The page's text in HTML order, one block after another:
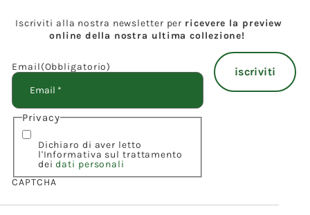
Iscriviti alla nostra newsletter per ricevere la preview
online della nostra ultima collezione!
Email(Obbligatorio)
Privacy
Dichiaro di aver letto
l'Informativa sul trattamento
deidati personali
CAPTCHA